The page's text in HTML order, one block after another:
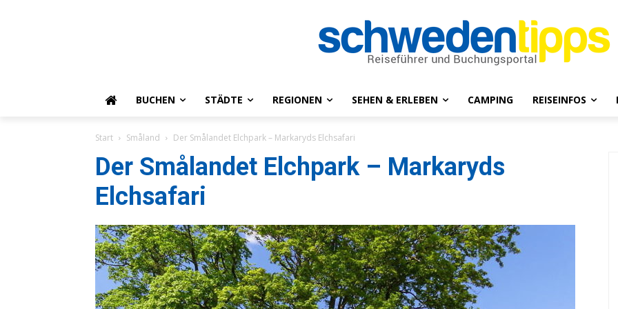
BUCHEN STÄDTE REGIONEN SEHEN & ERLEBEN CAMPING REISEINFOS
Start Småland Der Smålandet Elchpark – Markaryds Elchsafari
Der Smålandet Elchpark – Markaryds
Elchsafari